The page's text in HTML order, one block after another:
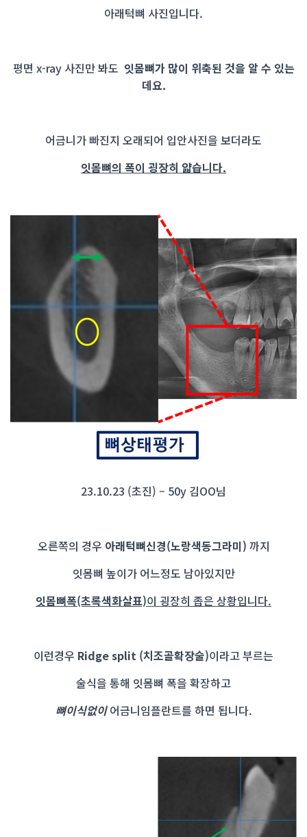
아래턱뼈 사진입니다.
평면 x-ray 사진만 봐도 잇몸뼈가 많이 위축된 것을 알 수 있는
데요.
어금니가 빠진지 오래되어 입안사진을 보더라도
잇몸뼈의 폭이 굉장히 얇습니다.
23.10.23 (초진) – 50y 김OO님
오른쪽의 경우 아래턱뼈신경(노랑색동그라미) 까지
잇몸뼈 높이가 어느정도 남아있지만
잇몸뼈폭(초록색화살표)이 굉장히 좁은 상황입니다.
이런경우 Ridge split (치조골확장술)이라고 부르는
술식을 통해 잇몸뼈 폭을 확장하고
뼈이식없이어금니임플란트를 하면 됩니다.